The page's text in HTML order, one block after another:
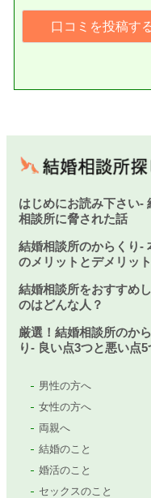
はじめにお読み下さい-
相談所に脅された話
結婚相談所のからくり-
のメリットとデメリット
結婚相談所をおすすめ
のはどんな人？
厳選！結婚相談所のか
り- 良い点3つと悪い点5
男性の方へ
女性の方へ
両親へ
結婚のこと
婚活のこと
セックスのこと